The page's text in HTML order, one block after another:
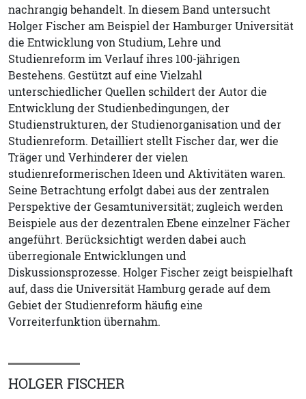
nachrangig behandelt. In diesem Band untersucht
Holger Fischer am Beispiel der Hamburger Universität
die Entwicklung von Studium, Lehre und
Studienreform im Verlauf ihres 100-jährigen
Bestehens. Gestützt auf eine Vielzahl
unterschiedlicher Quellen schildert der Autor die
Entwicklung der Studienbedingungen, der
Studienstrukturen, der Studienorganisation und der
Studienreform. Detailliert stellt Fischer dar, wer die
Träger und Verhinderer der vielen
studienreformerischen Ideen und Aktivitäten waren.
Seine Betrachtung erfolgt dabei aus der zentralen
Perspektive der Gesamtuniversität; zugleich werden
Beispiele aus der dezentralen Ebene einzelner Fächer
angeführt. Berücksichtigt werden dabei auch
überregionale Entwicklungen und
Diskussionsprozesse. Holger Fischer zeigt beispielhaft
auf, dass die Universität Hamburg gerade auf dem
Gebiet der Studienreform häufig eine
Vorreiterfunktion übernahm.
HOLGER FISCHER